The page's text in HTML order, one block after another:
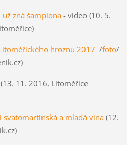
zná šampiona- video (10. 5.
hroznu 2017 /foto/
11. 2016, Litoměřice
svatomartinská a mladá vína(12.